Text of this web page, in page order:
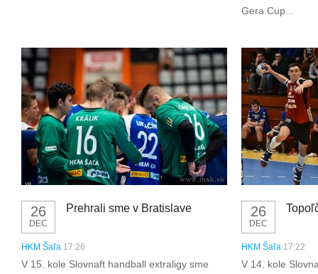
Gera Cup...
26
DEC
Prehrali sme v Bratislave
HKM Šaľa 17:26
V 15. kole Slovnaft handball extraligy sme
26
DEC
HKM Šaľa 17:22
V 14. kole